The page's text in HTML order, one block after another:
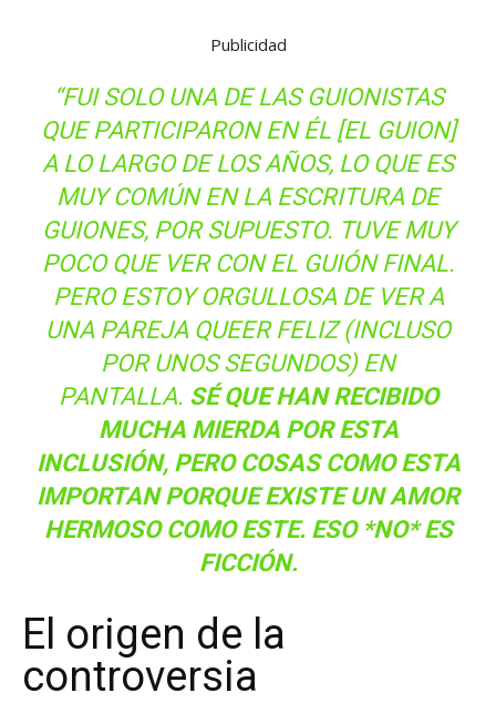
Publicidad
“FUI SOLO UNA DE LAS GUIONISTAS
QUE PARTICIPARON EN ÉL [EL GUION]
A LO LARGO DE LOS AÑOS, LO QUE ES
MUY COMÚN EN LA ESCRITURA DE
GUIONES, POR SUPUESTO. TUVE MUY
POCO QUE VER CON EL GUIÓN FINAL.
PERO ESTOY ORGULLOSA DE VER A
UNA PAREJA QUEER FELIZ (INCLUSO
POR UNOS SEGUNDOS) EN
PANTALLA. SÉ QUE HAN RECIBIDO
MUCHA MIERDA POR ESTA
INCLUSIÓN, PERO COSAS COMO ESTA
IMPORTAN PORQUE EXISTE UN AMOR
HERMOSO COMO ESTE. ESO *NO* ES
FICCIÓN.
El origen de la
controversia